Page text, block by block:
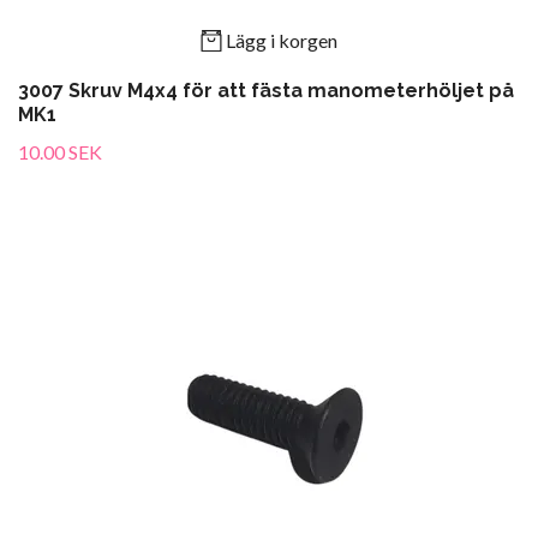
Lägg i korgen
3007 Skruv M4x4 för att fästa manometerhöljet på
MK1
10.00 SEK